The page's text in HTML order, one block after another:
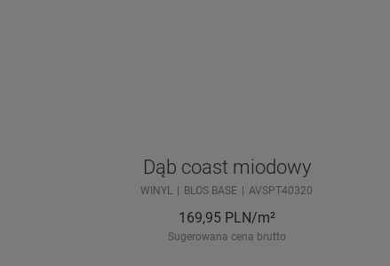
Dąb coast miodowy
WINYL BLOS BASE AVSPT40320
169,95 PLN/m²
Sugerowana cena brutto